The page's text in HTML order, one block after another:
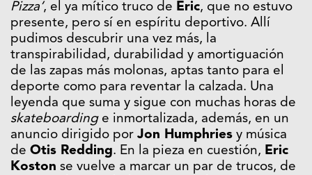
Pizza’, el ya mítico truco de Eric, que no estuvo
presente, pero sí en espíritu deportivo. Allí
pudimos descubrir una vez más, la
transpirabilidad, durabilidad y amortiguación
de las zapas más molonas, aptas tanto para el
deporte como para reventar la calzada. Una
leyenda que suma y sigue con muchas horas de
skateboardinge inmortalizada, además, en un
anuncio dirigido por Jon Humphries y música
de Otis Redding. En la pieza en cuestión, Eric
Koston se vuelve a marcar un par de trucos, de